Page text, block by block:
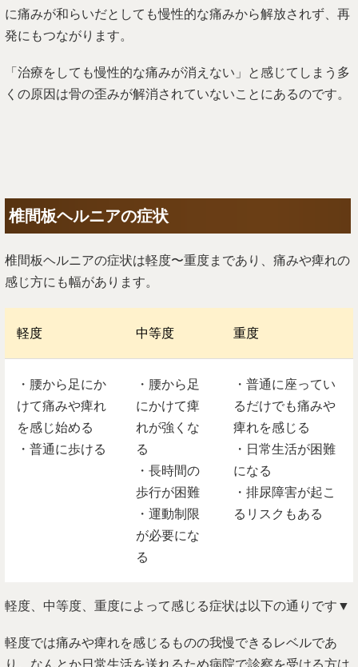
に痛みが和らいだとしても慢性的な痛みから解放されず、再
発にもつながります。
「治療をしても慢性的な痛みが消えない」と感じてしまう多
くの原因は骨の歪みが解消されていないことにあるのです。
椎間板ヘルニアの症状
椎間板ヘルニアの症状は軽度〜重度まであり、痛みや痺れの
感じ方にも幅があります。
軽度 中等度 重度
・腰から足にか
けて痛みや痺れ
を感じ始める
・普通に歩ける
・腰から足
にかけて痺
れが強くな
る
・長時間の
歩行が困難
・運動制限
が必要にな
る
・普通に座ってい
るだけでも痛みや
痺れを感じる
・日常生活が困難
になる
・排尿障害が起こ
るリスクもある
軽度、中等度、重度によって感じる症状は以下の通りです▼
軽度では痛みや痺れを感じるものの我慢できるレベルであ